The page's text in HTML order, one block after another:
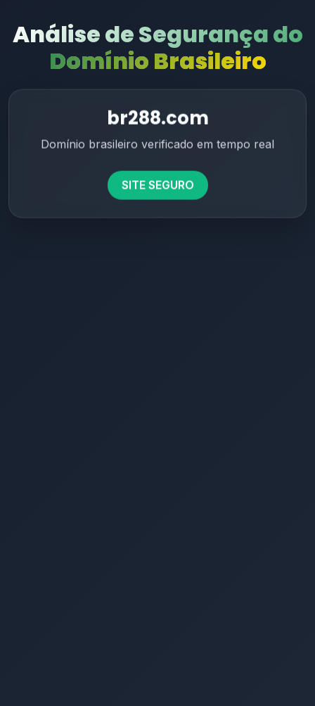
Análise de Segurança do
Domínio Brasileiro
br288.com
Domínio brasileiro verificado em tempo real
SITE SEGURO